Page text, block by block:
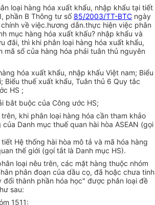
loại hàng hóa xuất khẩu, nhập khẩu tại tiết
phần B Thông tư số85/2003/TT-BTC ngày
về việc.hương dẫn.thực hiện việc phân
mục hàng hóa xuất khấu? nhập khẩu và
đãi, thì khi phân loại hàng hóa xuất khẩu,
mã sổ của hàng hóa phải tuân thủ nguyên
hóa xuất khẩu, nhập khấu Việt nam; Biểu
Biểu thuế xuất khẩu, Tuân thủ 6 Quy tắc
HS ;
bắt buộc của Công ước HS;
khi phân loại hàng hóa cần tham khảo
Danh mục thuế quan hài hòa ASEAN (gọi
Hệ thống hài hòa mô tả và mã hóa hàng
thế giới (gọí tắt là Danh mục HS).
loại nêu trên, các mặt hàng thuộc nhóm
phân đoạn của dầu cọ, đã hoặc chưa tinh
thành phần hóa học" được phân loại đề
sau:
1511: